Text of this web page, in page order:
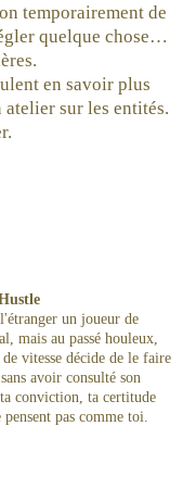
temporairement de
quelque chose…
en savoir plus
atelier sur les entités.
un joueur de
mais au passé houleux,
vitesse décide de le faire
avoir consulté son
conviction, ta certitude
pas comme toi.